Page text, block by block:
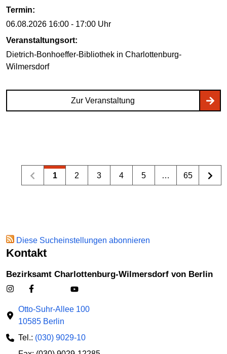
Termin:
06.08.2026 16:00 - 17:00 Uhr
Veranstaltungsort:
Dietrich-Bonhoeffer-Bibliothek in Charlottenburg-
Wilmersdorf
Zur Veranstaltung
1 2 3 4 5 … 65
Diese Sucheinstellungen abonnieren
Kontakt
Bezirksamt Charlottenburg-Wilmersdorf von Berlin
Otto-Suhr-Allee 100
10585 Berlin
Tel.: (030) 9029-10